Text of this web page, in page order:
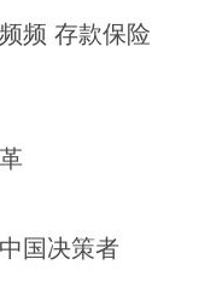
频 存款保险
国决策者